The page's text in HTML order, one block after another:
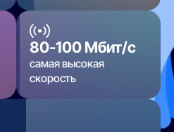
80-100 Мбит/с
самая высокая
скорость